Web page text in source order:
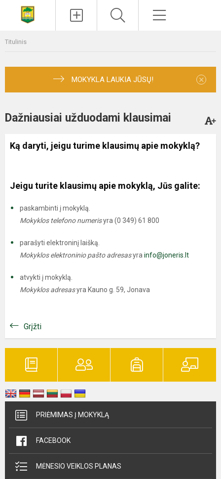
Titulinis
MOKYKLA LAUKIA JŪSŲ! ×
Dažniausiai užduodami klausimai
Ką daryti, jeigu turime klausimų apie mokyklą?
Jeigu turite klausimų apie mokyklą, Jūs galite:
paskambinti į mokyklą.
Mokyklos telefono numerisyra (0 349) 61 800
parašyti elektroninį laišką.
Mokyklos elektroninio pašto adresasyra info@joneris.lt
atvykti į mokyklą.
Mokyklos adresasyra Kauno g. 59, Jonava
Grįžti
PRIĖMIMAS Į MOKYKLĄ
FACEBOOK
MĖNESIO VEIKLOS PLANAS